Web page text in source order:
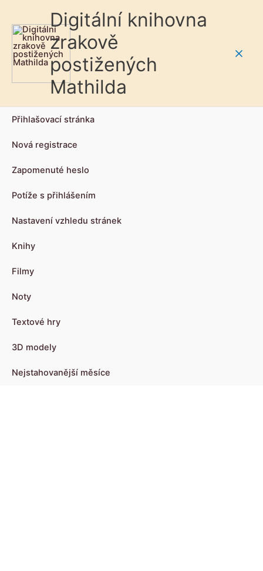
Digitální knihovna
zrakově
postižených
Mathilda
Přihlašovací stránka
Nová registrace
Zapomenuté heslo
Potíže s přihlášením
Nastavení vzhledu stránek
Knihy
Filmy
Noty
Textové hry
3D modely
Nejstahovanější měsíce